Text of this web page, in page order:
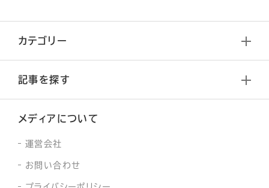
カテゴリー
記事を探す
メディアについて
運営会社
お問い合わせ